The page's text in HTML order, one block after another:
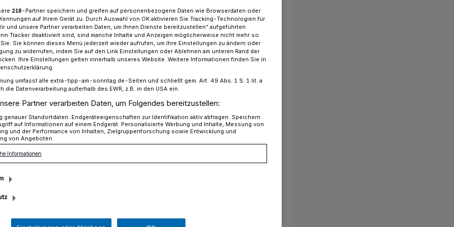
Myreen am Sonntag eingeweiht
„Myreen“ im Schlosspark von Schloss
im
Ausstellung mit plastischen Arbeiten
seiner Skulptur „Myreen“, die
Schlosspark Neersen angekauft
um 11 Uhr. Treffpunkt ist zunächst in
218-Partner speichern und greifen auf personenbezogene Daten wie Browserdaten oder
auf Ihrem Gerät zu. Durch Auswahl von OK aktivieren Sie Tracking-Technologien für
und unsere Partner verarbeiten Daten, um Ihnen Dienste bereitzustellen“ aufgeführten
Tracker deaktiviert sind, sind manche Inhalte und Anzeigen möglicherweise nicht mehr so
Sie können dieses Menü jederzeit wieder aufrufen, um Ihre Einstellungen zu ändern oder
zu widerrufen, indem Sie auf den Link Einstellungen oder Ablehnen am unteren Rand der
Ihre Einstellungen gelten innerhalb unseres Website. Weitere Informationen finden Sie in
umfasst alle extra-tipp-am-sonntag.de-Seiten und schließt gem. Art. 49 Abs. 1 S. 1 lit. a
die Datenverarbeitung außerhalb des EWR, z.B. in den USA ein.
Partner verarbeiten Daten, um Folgendes bereitzustellen:
genauer Standortdaten. Endgeräteeigenschaften zur Identifikation aktiv abfragen. Speichern
auf Informationen auf einem Endgerät. Personalisierte Werbung und Inhalte, Messung von
und der Performance von Inhalten, Zielgruppenforschung sowie Entwicklung und
von Angeboten.
Informationen